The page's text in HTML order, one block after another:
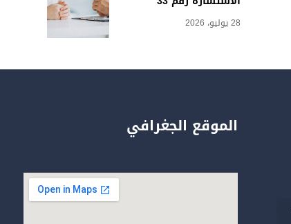
28 يوليو، 2026
الموقع الجغرافي